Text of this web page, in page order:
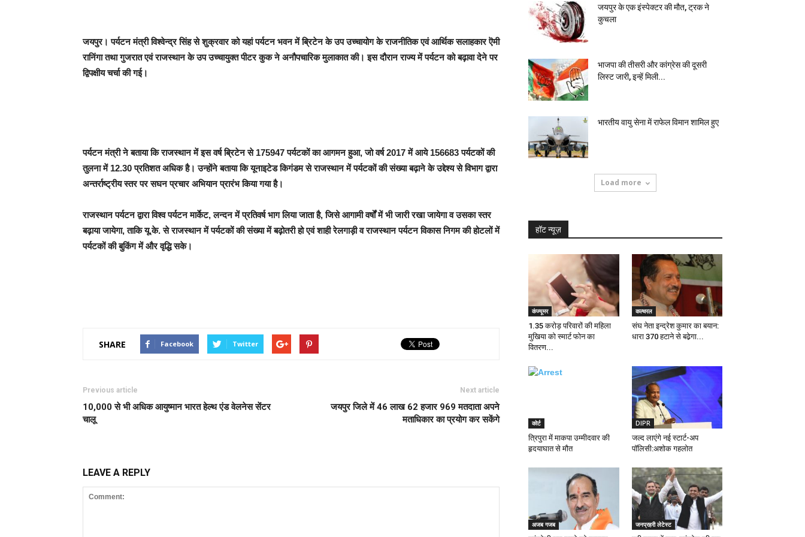
जयपुर। पर्यटन मंत्री विश्वेन्द्र सिंह से शुक्रवार को यहां पर्यटन भवन में ब्रिटेन के उप उच्चायोग के राजनीतिक एवं आर्थिक सलाहकार ऎमी
रानिंगा तथा गुजरात एवं राजस्थान के उप उच्चायुक्त पीटर कुक ने अनौपचारिक मुलाकात की। इस दौरान राज्य में पर्यटन को बढ़ावा देने पर
द्विपक्षीय चर्चा की गई।
पर्यटन मंत्री ने बताया कि राजस्थान में इस वर्ष ब्रिटेन से 175947 पर्यटकों का आगमन हुआ, जो वर्ष 2017 में आये 156683 पर्यटकों की
तुलना में 12.30 प्रतिशत अधिक है। उन्होंने बताया कि यूनाइटेड किगंडम से राजस्थान में पर्यटकों की संख्या बढ़ाने के उद्देश्य से विभाग द्वारा
अन्तर्राष्ट्रीय स्तर पर सघन प्रचार अभियान प्रारंभ किया गया है।
राजस्थान पर्यटन द्वारा विश्व पर्यटन मार्केट, लन्दन में प्रतिवर्ष भाग लिया जाता है, जिसे आगामी वर्षों में भी जारी रखा जायेगा व उसका स्तर
बढ़ाया जायेगा, ताकि यू.के. से राजस्थान में पर्यटकों की संख्या में बढ़ोतरी हो एवं शाही रेलगाड़ी व राजस्थान पर्यटन विकास निगम की होटलों में
पर्यटकों की बुकिंग में और वृद्धि सके।
SHARE Facebook Twitter
Previous article
10,000 से भी अधिक आयुष्मान भारत हेल्थ एंड वेलनेस सेंटर
चालू
Next article
जयपुर जिले में 46 लाख 62 हजार 969 मतदाता अपने
मताधिकार का प्रयोग कर सकेंगे
LEAVE A REPLY
जयपुर के एक इंस्पेक्टर की मौत, ट्रक ने
कुचला
भाजपा की तीसरी और कांग्रेस की दूसरी
लिस्ट जारी, इन्हें मिली...
भारतीय वायु सेना में राफेल विमान शामिल हुए
Load more
हॉट न्यूज़
कंज्यूमर
1.35 करोड़ परिवारों की महिला
मुखिया को स्मार्ट फोन का
वितरण...
कल्चरल
संघ नेता इन्द्रेश कुमार का बयान:
धारा 370 हटाने से बढे़गा...
कोर्ट
त्रिपुरा में माकपा उम्मीदवार की
हृदयाघात से मौत
DIPR
जल्द लाएंगे नई स्टार्ट-अप
पॉलिसी:अशोक गहलोत
अजब गजब जनप्रहरी लेटेस्ट